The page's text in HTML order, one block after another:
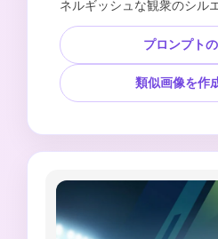
ネルギッシュな観衆のシル
ツイベントの雰囲気、見出
きスペース、映画のような
度のグラフィックデザイン
なし、公式トーナメントロ
なし、選手の似顔絵なし、
プロンプト
類似画像を作